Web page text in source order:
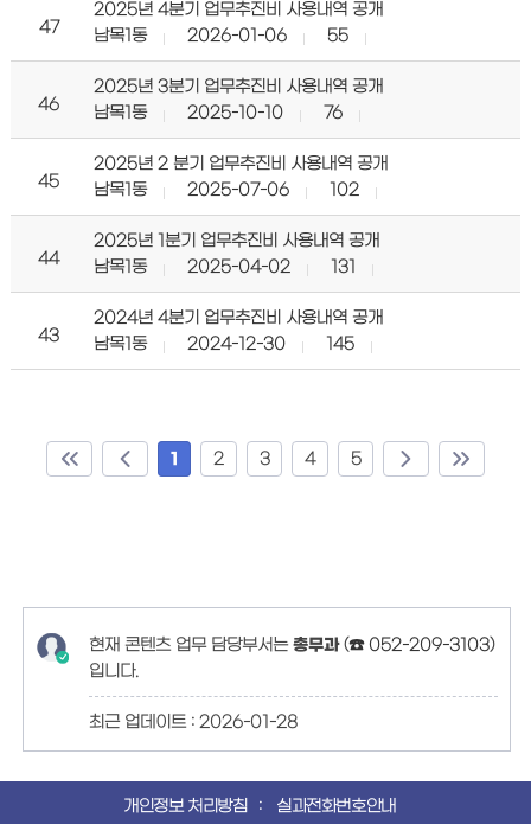
47
2025년 4분기 업무추진비 사용내역 공개
남목1동
2026-01-06 55
46
2025년 3분기 업무추진비 사용내역 공개
남목1동
2025-10-10 76
45
2025년 2 분기 업무추진비 사용내역 공개
남목1동
2025-07-06 102
44
2025년 1분기 업무추진비 사용내역 공개
남목1동
2025-04-02 131
43
2024년 4분기 업무추진비 사용내역 공개
남목1동
2024-12-30 145
1 2 3 4 5
현재 콘텐츠 업무 담당부서는 총무과(☎ 052-209-3103)
입니다.
최근 업데이트 : 2026-01-28
개인정보 처리방침 실과전화번호안내